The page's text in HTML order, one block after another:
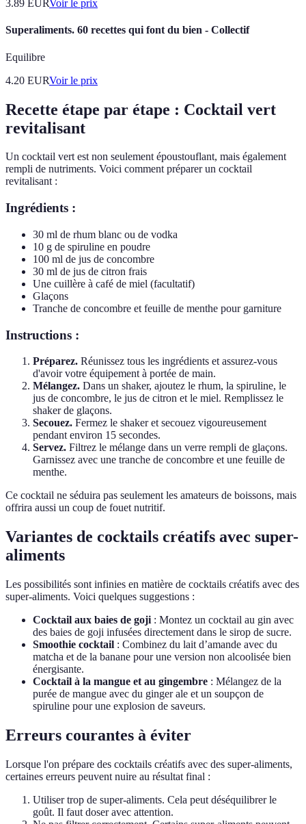
3.89 EURVoir le prix
Superaliments. 60 recettes qui font du bien - Collectif
Equilibre
4.20 EURVoir le prix
Recette étape par étape : Cocktail vert
revitalisant
Un cocktail vert est non seulement époustouflant, mais également
rempli de nutriments. Voici comment préparer un cocktail
revitalisant :
Ingrédients :
30 ml de rhum blanc ou de vodka
10 g de spiruline en poudre
100 ml de jus de concombre
30 ml de jus de citron frais
Une cuillère à café de miel (facultatif)
Glaçons
Tranche de concombre et feuille de menthe pour garniture
Instructions :
Préparez. Réunissez tous les ingrédients et assurez-vous
d'avoir votre équipement à portée de main.
Mélangez. Dans un shaker, ajoutez le rhum, la spiruline, le
jus de concombre, le jus de citron et le miel. Remplissez le
shaker de glaçons.
Secouez. Fermez le shaker et secouez vigoureusement
pendant environ 15 secondes.
Servez. Filtrez le mélange dans un verre rempli de glaçons.
Garnissez avec une tranche de concombre et une feuille de
menthe.
Ce cocktail ne séduira pas seulement les amateurs de boissons, mais
offrira aussi un coup de fouet nutritif.
Variantes de cocktails créatifs avec super-
aliments
Les possibilités sont infinies en matière de cocktails créatifs avec des
super-aliments. Voici quelques suggestions :
Cocktail aux baies de goji : Montez un cocktail au gin avec
des baies de goji infusées directement dans le sirop de sucre.
Smoothie cocktail : Combinez du lait d’amande avec du
matcha et de la banane pour une version non alcoolisée bien
énergisante.
Cocktail à la mangue et au gingembre : Mélangez de la
purée de mangue avec du ginger ale et un soupçon de
spiruline pour une explosion de saveurs.
Erreurs courantes à éviter
Lorsque l'on prépare des cocktails créatifs avec des super-aliments,
certaines erreurs peuvent nuire au résultat final :
Utiliser trop de super-aliments. Cela peut déséquilibrer le
goût. Il faut doser avec attention.